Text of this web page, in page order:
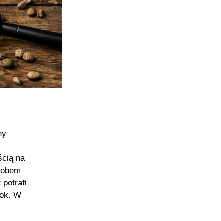
na
potrafi
W